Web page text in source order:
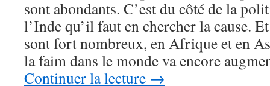
sont abondants. C’est du côté de la
l’Inde qu’il faut en chercher la cause.
sont fort nombreux, en Afrique et en
la faim dans le monde va encore
Continuer la lecture →